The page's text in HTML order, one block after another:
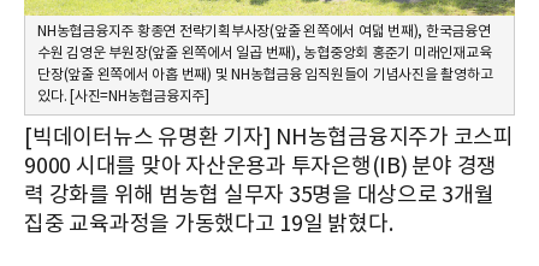
NH농협금융지주 황종연 전략기획부사장(앞줄 왼쪽에서 여덟 번째), 한국금융연
수원 김영운 부원장(앞줄 왼쪽에서 일곱 번째), 농협중앙회 홍준기 미래인재교육
단장(앞줄 왼쪽에서 아홉 번째) 및 NH농협금융 임직원들이 기념사진을 촬영하고
있다. [사진=NH농협금융지주]
[빅데이터뉴스 유명환 기자] NH농협금융지주가 코스피
9000 시대를 맞아 자산운용과 투자은행(IB) 분야 경쟁
력 강화를 위해 범농협 실무자 35명을 대상으로 3개월
집중 교육과정을 가동했다고 19일 밝혔다.